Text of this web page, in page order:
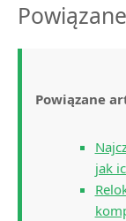
Powiązane
jak